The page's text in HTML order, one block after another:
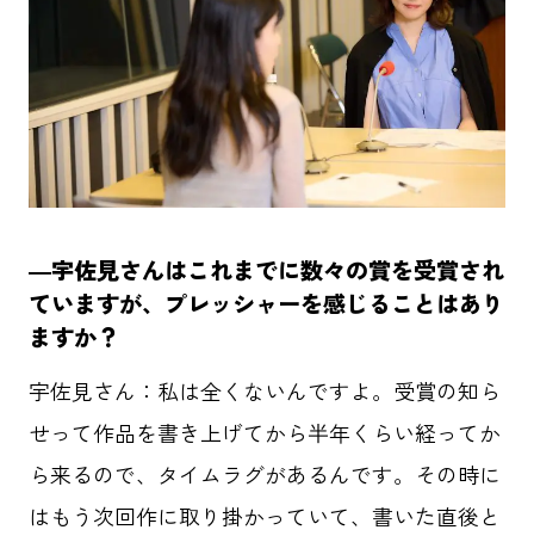
運営会社
群馬クレインサンダーズ コミュニティ
地域共創 O-EN事例 スポーツ
エンタメ ラジエール
―宇佐見さんはこれまでに数々の賞を受賞され
ていますが、プレッシャーを感じることはあり
ますか？
宇佐見さん：私は全くないんですよ。受賞の知ら
せって作品を書き上げてから半年くらい経ってか
ら来るので、タイムラグがあるんです。その時に
はもう次回作に取り掛かっていて、書いた直後と